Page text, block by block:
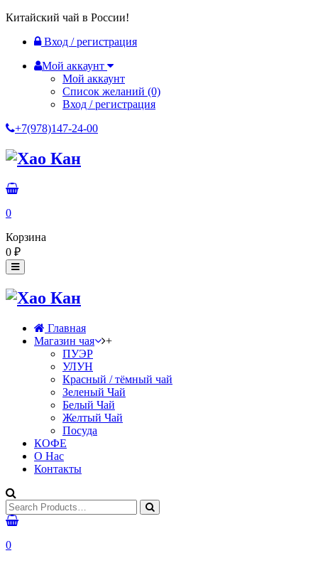
Китайский чай в России!
Вход / регистрация
Мой аккаунт
Мой аккаунт
Список желаний (0)
Вход / регистрация
+7(978)147-24-00
0
Корзина
0 ₽
Главная
Магазин чая
+
ПУЭР
УЛУН
Красный / тёмный чай
Зеленый Чай
Белый Чай
Желтый Чай
Посуда
КОФЕ
О Нас
Контакты
0